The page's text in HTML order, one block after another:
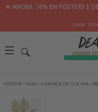
🌟 AHORA: 30% EN PÓSTERS ┃
Code:
PÓSTERS / RUM / CUADROS DE COCINA /